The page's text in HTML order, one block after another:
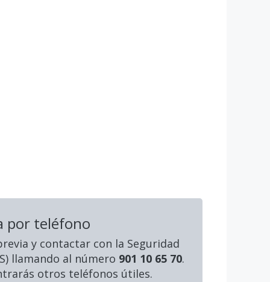
por teléfono
y contactar con la Seguridad
llamando al número 901 10 65 70.
otros teléfonos útiles.